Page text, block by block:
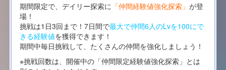
期間限定で、デイリー探索に 「仲間経験値強化探索」 が登
場！
挑戦は1日3回まで！7日間で最大で仲間6人のLvを100にで
きる経験値を獲得できます！
期間中毎日挑戦して、たくさんの仲間を強化しましょう！
※挑戦回数は、開催中の「仲間限定経験値強化探索」とは